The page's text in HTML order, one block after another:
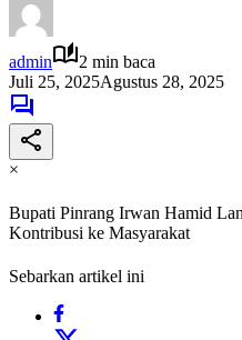
admin
2 min baca
Juli 25, 2025Agustus 28, 2025
×
Bupati Pinrang Irwan Hamid
Kontribusi ke Masyarakat
Sebarkan artikel ini